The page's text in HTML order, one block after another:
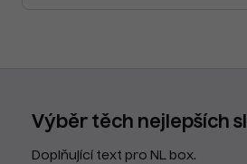
Výběr těch nejlepších
Doplňující text pro NL box.